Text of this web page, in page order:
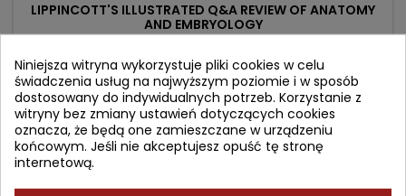
LIPPINCOTT'S ILLUSTRATED Q&A REVIEW OF ANATOMY
AND EMBRYOLOGY
Autor: H. Wayne Lambert
(0)
Cena
255,39 złCena
podstawowa
300,45 zł
 Dodaj do koszyka
Niniejsza witryna wykorzystuje pliki cookies w celu
świadczenia usług na najwyższym poziomie i w sposób
dostosowany do indywidualnych potrzeb. Korzystanie z
witryny bez zmiany ustawień dotyczących cookies
oznacza, że będą one zamieszczane w urządzeniu
końcowym. Jeśli nie akceptujesz opuść tę stronę
internetową.